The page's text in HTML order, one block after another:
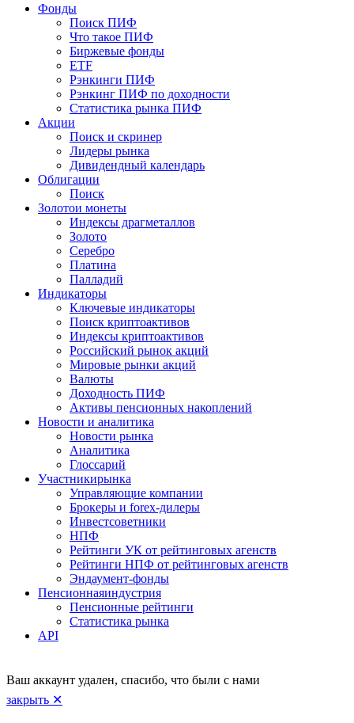
Фонды
Поиск ПИФ
Что такое ПИФ
Биржевые фонды
ETF
Рэнкинги ПИФ
Рэнкинг ПИФ по доходности
Статистика рынка ПИФ
Акции
Поиск и скринер
Лидеры рынка
Дивидендный календарь
Облигации
Поиск
Золотои монеты
Индексы драгметаллов
Золото
Серебро
Платина
Палладий
Индикаторы
Ключевые индикаторы
Поиск криптоактивов
Индексы криптоактивов
Российский рынок акций
Мировые рынки акций
Валюты
Доходность ПИФ
Активы пенсионных накоплений
Новости и аналитика
Новости рынка
Аналитика
Глоссарий
Участникирынка
Управляющие компании
Брокеры и forex-дилеры
Инвестсоветники
НПФ
Рейтинги УК от рейтинговых агенств
Рейтинги НПФ от рейтинговых агенств
Эндаумент-фонды
Пенсионнаяиндустрия
Пенсионные рейтинги
Статистика рынка
API
Ваш аккаунт удален, спасибо, что были с нами
закрыть ✕